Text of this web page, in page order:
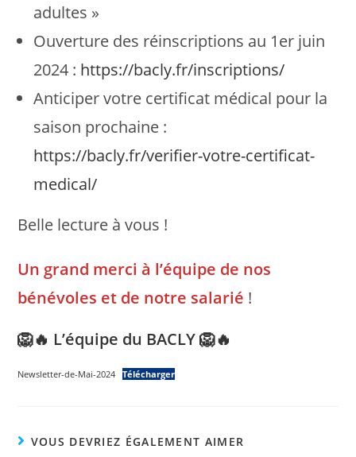
adultes »
Ouverture des réinscriptions au 1er juin
2024 : https://bacly.fr/inscriptions/
Anticiper votre certificat médical pour la
saison prochaine :
https://bacly.fr/verifier-votre-certificat-
medical/
Belle lecture à vous !
Un grand merci à l’équipe de nos
bénévoles et de notre salarié !
🦁🔥 L’équipe du BACLY 🦁🔥
Newsletter-de-Mai-2024 Télécharger
VOUS DEVRIEZ ÉGALEMENT AIMER